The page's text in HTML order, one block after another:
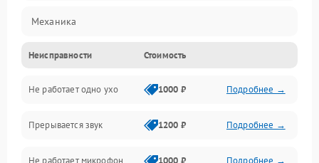
Механика
Электропитание
Связь
Механические повреждения
Неисправности Стоимость
Не работает одно ухо 1000 ₽ Подробнее →
Прерывается звук 1200 ₽ Подробнее →